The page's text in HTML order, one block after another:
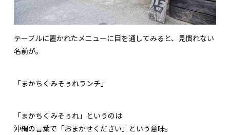
テーブルに置かれたメニューに目を通してみると、見慣れない
名前が。
「まかちくみそぅれランチ」
「まかちくみそぅれ」というのは
沖縄の言葉で「おまかせください」という意味。